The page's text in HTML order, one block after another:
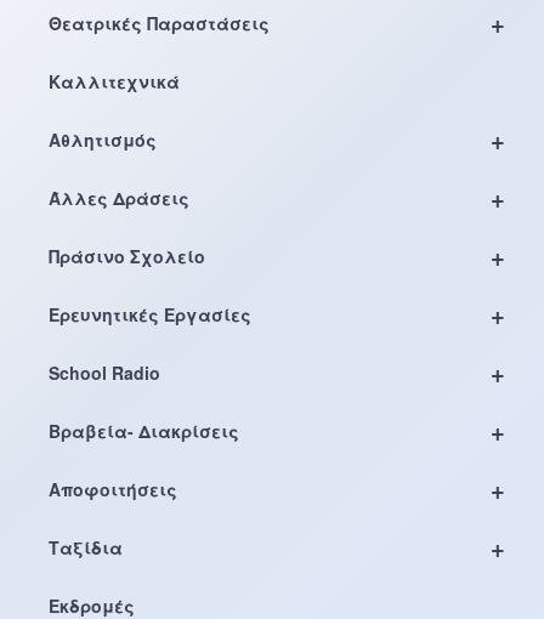
+
Θεατρικές Παραστάσεις
Καλλιτεχνικά
+
Αθλητισμός
+
Άλλες Δράσεις
+
Πράσινο Σχολείο
+
Ερευνητικές Εργασίες
+
School Radio
+
Βραβεία- Διακρίσεις
+
Αποφοιτήσεις
+
Ταξίδια
Εκδρομές